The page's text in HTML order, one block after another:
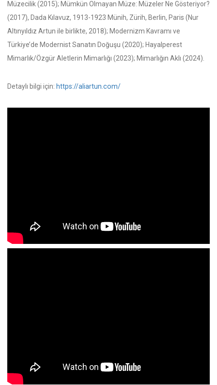
Müzecilik (2015); Mümkün Olmayan Müze: Müzeler Ne Gösteriyor?
(2017), Dada Kılavuz, 1913-1923 Münih, Zürih, Berlin, Paris (Nur
Altınyıldız Artun ile birlikte, 2018); Modernizm Kavramı ve
Türkiye’de Modernist Sanatın Doğuşu (2020); Hayalperest
Mimarlık/Özgür Aletlerin Mimarlığı (2023); Mimarlığın Aklı (2024).
Detaylı bilgi için: https://aliartun.com/